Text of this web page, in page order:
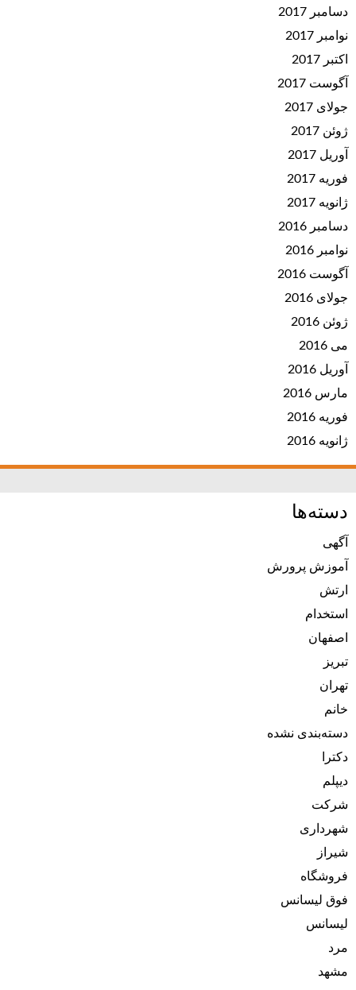
دسامبر 2017
نوامبر 2017
اکتبر 2017
آگوست 2017
جولای 2017
ژوئن 2017
آوریل 2017
فوریه 2017
ژانویه 2017
دسامبر 2016
نوامبر 2016
آگوست 2016
جولای 2016
ژوئن 2016
می 2016
آوریل 2016
مارس 2016
فوریه 2016
ژانویه 2016
دسته‌ها
آگهی
آموزش پرورش
ارتش
استخدام
اصفهان
تبریز
تهران
خانم
دسته‌بندی نشده
دکترا
دیپلم
شرکت
شهرداری
شیراز
فروشگاه
فوق لیسانس
لیسانس
مرد
مشهد